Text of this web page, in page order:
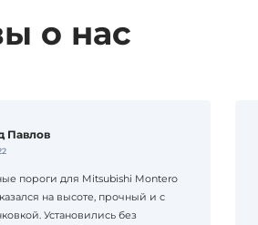
о нас
Павлов
пороги для Mitsubishi Montero
на высоте, прочный и с
Установились без